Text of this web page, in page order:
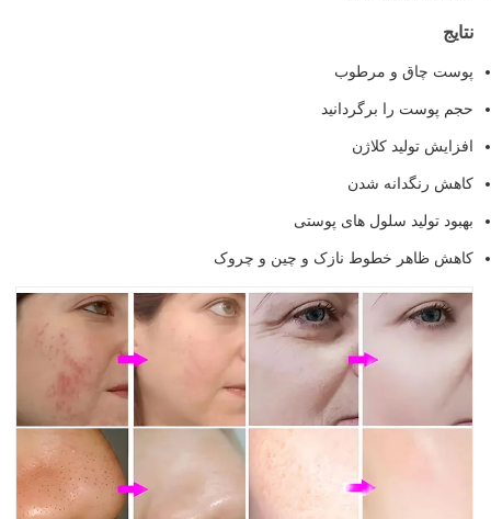
نتایج
پوست چاق و مرطوب
حجم پوست را برگردانید
افزایش تولید کلاژن
کاهش رنگدانه شدن
بهبود تولید سلول های پوستی
کاهش ظاهر خطوط نازک و چین و چروک